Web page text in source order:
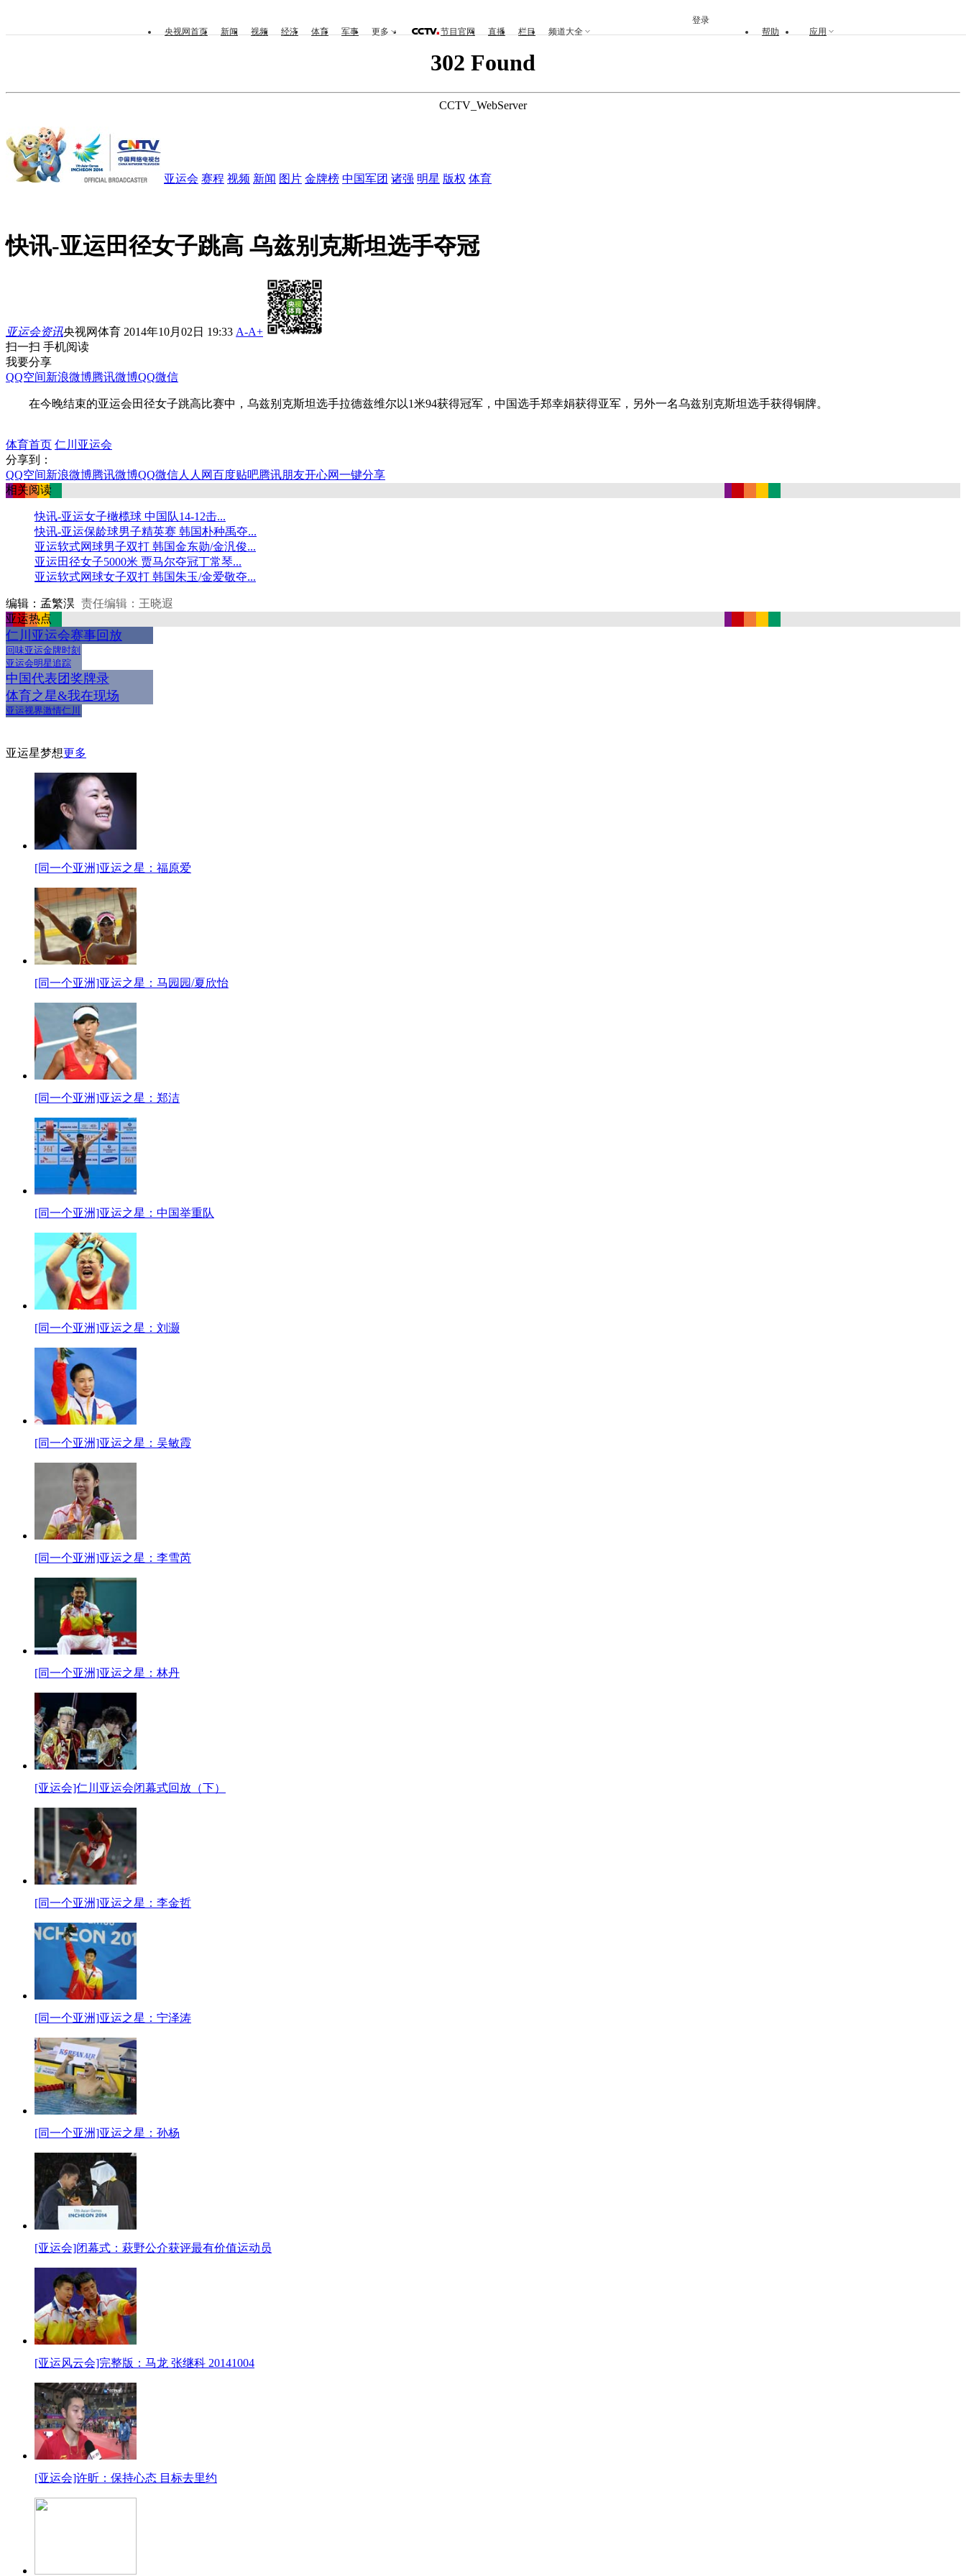
央视网首页 新闻 视频 经济 体育 军事 更多 节目官网 直播 栏目 频道大全 帮助 应用
登录
302 Found
CCTV_WebServer
亚运会 赛程 视频 新闻 图片 金牌榜 中国军团 诸强 明星 版权 体育
快讯-亚运田径女子跳高 乌兹别克斯坦选手夺冠
亚运会资讯央视网体育 2014年10月02日 19:33 A-A+
扫一扫 手机阅读
我要分享
QQ空间新浪微博腾讯微博QQ微信
在今晚结束的亚运会田径女子跳高比赛中，乌兹别克斯坦选手拉德兹维尔以1米94获得冠军，中国选手郑幸娟获得亚军，另外一名乌兹别克斯坦选手获得铜牌。
体育首页 仁川亚运会
分享到：
QQ空间新浪微博腾讯微博QQ微信人人网百度贴吧腾讯朋友开心网一键分享
相关阅读
快讯-亚运女子橄榄球 中国队14-12击...
快讯-亚运保龄球男子精英赛 韩国朴种禹夺...
亚运软式网球男子双打 韩国金东勋/金汎俊...
亚运田径女子5000米 贾马尔夺冠丁常琴...
亚运软式网球女子双打 韩国朱玉/金爱敬夺...
编辑：孟繁淏 责任编辑：王晓遐
亚运热点
仁川亚运会赛事回放
回味亚运金牌时刻
亚运会明星追踪
中国代表团奖牌录
体育之星&我在现场
亚运视界激情仁川
亚运星梦想更多
[同一个亚洲]亚运之星：福原爱
[同一个亚洲]亚运之星：马园园/夏欣怡
[同一个亚洲]亚运之星：郑洁
[同一个亚洲]亚运之星：中国举重队
[同一个亚洲]亚运之星：刘灏
[同一个亚洲]亚运之星：吴敏霞
[同一个亚洲]亚运之星：李雪芮
[同一个亚洲]亚运之星：林丹
[亚运会]仁川亚运会闭幕式回放（下）
[同一个亚洲]亚运之星：李金哲
[同一个亚洲]亚运之星：宁泽涛
[同一个亚洲]亚运之星：孙杨
[亚运会]闭幕式：萩野公介获评最有价值运动员
[亚运风云会]完整版：马龙 张继科 20141004
[亚运会]许昕：保持心态 目标去里约